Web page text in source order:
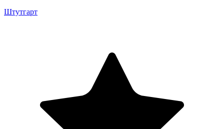
Штутгарт